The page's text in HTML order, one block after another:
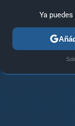
ANÁLISISYa